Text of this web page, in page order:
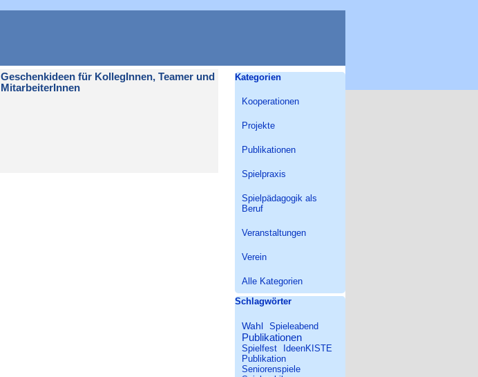
Geschenkideen für KollegInnen, Teamer und
MitarbeiterInnen
Block überspringen Kategorien
Kategorien
Kooperationen
Projekte
Publikationen
Spielpraxis
Spielpädagogik als
Beruf
Veranstaltungen
Verein
Alle Kategorien
Block überspringen Schlagwörter
Schlagwörter
Wahl Spieleabend
Publikationen
Spielfest
IdeenKISTE
Publikation
Seniorenspiele